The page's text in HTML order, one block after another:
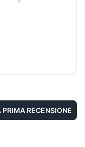
PRIMA RECENSIONE